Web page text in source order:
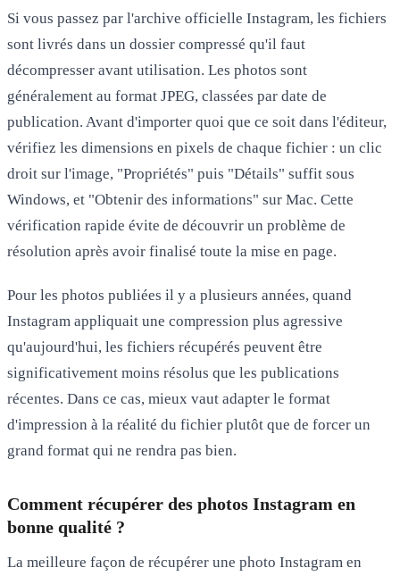
Si vous passez par l'archive officielle Instagram, les fichiers
sont livrés dans un dossier compressé qu'il faut
décompresser avant utilisation. Les photos sont
généralement au format JPEG, classées par date de
publication. Avant d'importer quoi que ce soit dans l'éditeur,
vérifiez les dimensions en pixels de chaque fichier : un clic
droit sur l'image, "Propriétés" puis "Détails" suffit sous
Windows, et "Obtenir des informations" sur Mac. Cette
vérification rapide évite de découvrir un problème de
résolution après avoir finalisé toute la mise en page.
Pour les photos publiées il y a plusieurs années, quand
Instagram appliquait une compression plus agressive
qu'aujourd'hui, les fichiers récupérés peuvent être
significativement moins résolus que les publications
récentes. Dans ce cas, mieux vaut adapter le format
d'impression à la réalité du fichier plutôt que de forcer un
grand format qui ne rendra pas bien.
Comment récupérer des photos Instagram en
bonne qualité ?
La meilleure façon de récupérer une photo Instagram en